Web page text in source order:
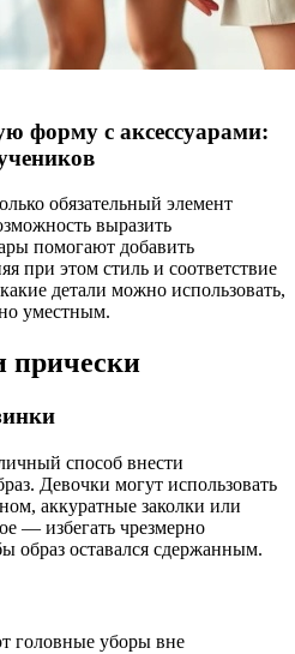
форму с аксессуарами:
обязательный элемент
выразить
помогают добавить
при этом стиль и соответствие
детали можно использовать,
уместным.
прически
способ внести
Девочки могут использовать
аккуратные заколки или
— избегать чрезмерно
образ оставался сдержанным.
головные уборы вне